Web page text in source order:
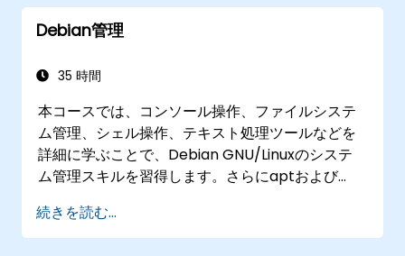
Debian管理
35 時間
本コースでは、コンソール操作、ファイルシステ
ム管理、シェル操作、テキスト処理ツールなどを
詳細に学ぶことで、Debian GNU/Linuxのシステ
ム管理スキルを習得します。さらにaptおよび
化手順、セキュリティ強化策ならびにユーザ認証
処理についても深く解説します。これにより受講
続きを読む...